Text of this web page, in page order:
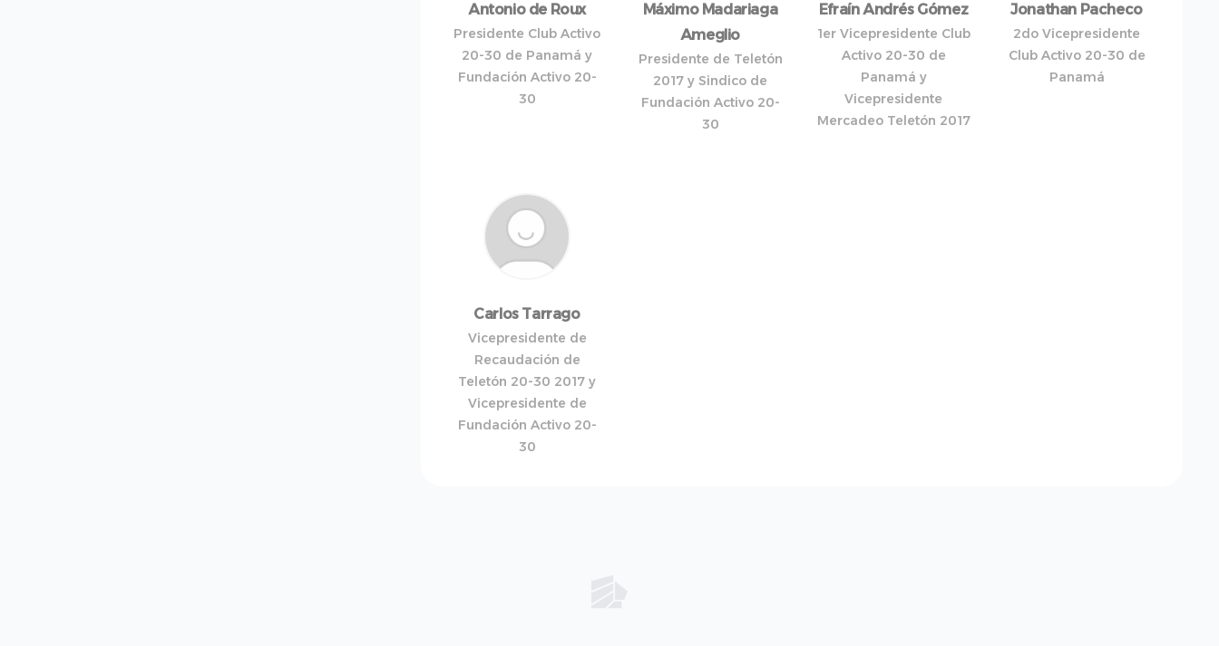
Antonio de Roux
Presidente Club Activo
20-30 de Panamá y
Fundación Activo 20-
30
Máximo Madariaga
Ameglio
Presidente de Teletón
2017 y Sindico de
Fundación Activo 20-
30
Efraín Andrés Gómez
1er Vicepresidente Club
Activo 20-30 de
Panamá y
Vicepresidente
Mercadeo Teletón 2017
Jonathan Pacheco
2do Vicepresidente
Club Activo 20-30 de
Panamá
Carlos Tarrago
Vicepresidente de
Recaudación de
Teletón 20-30 2017 y
Vicepresidente de
Fundación Activo 20-
30